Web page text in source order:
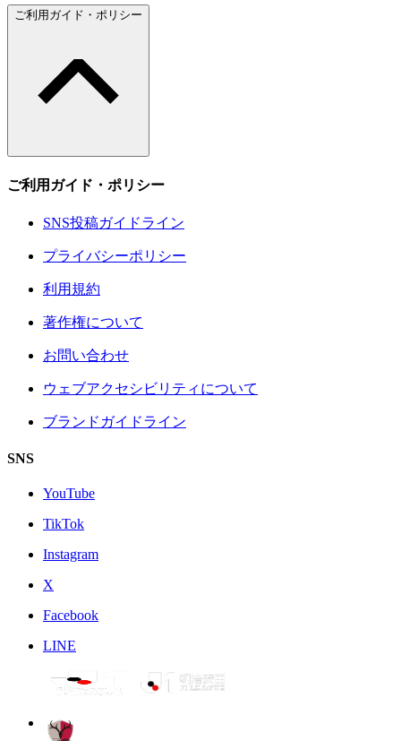
ご利用ガイド・ポリシー
ご利用ガイド・ポリシー
SNS投稿ガイドライン
プライバシーポリシー
利用規約
著作権について
お問い合わせ
ウェブアクセシビリティについて
ブランドガイドライン
SNS
YouTube
TikTok
Instagram
X
Facebook
LINE